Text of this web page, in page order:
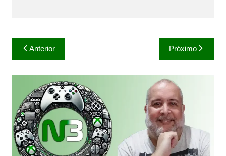
Navegação
de
Post
Anterior Próximo